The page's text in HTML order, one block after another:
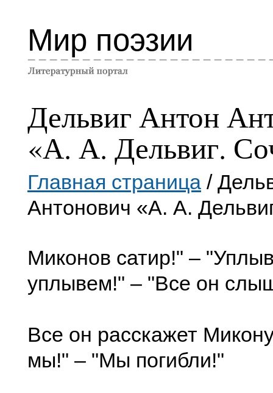
Мир поэзии
Дельвиг Антон
«А. А. Дельвиг.
Главная страница /
Антонович «А. А.
Миконов сатир!" –
уплывем!" – "Все он
Все он расскажет
мы!" – "Мы погибли!"